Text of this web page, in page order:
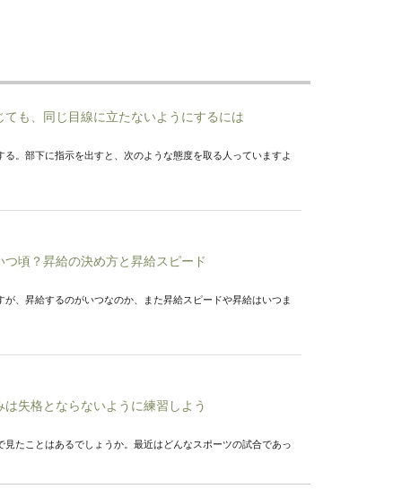
も、同じ目線に立たないようにするには
。部下に指示を出すと、次のような態度を取る人っていますよ
頃？昇給の決め方と昇給スピード
、昇給するのがいつなのか、また昇給スピードや昇給はいつま
失格とならないように練習しよう
見たことはあるでしょうか。最近はどんなスポーツの試合であっ